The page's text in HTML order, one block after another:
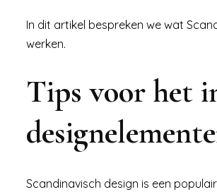
In dit artikel bespreken we wat
werken.
Tips voor het
Scandinavisch design is een